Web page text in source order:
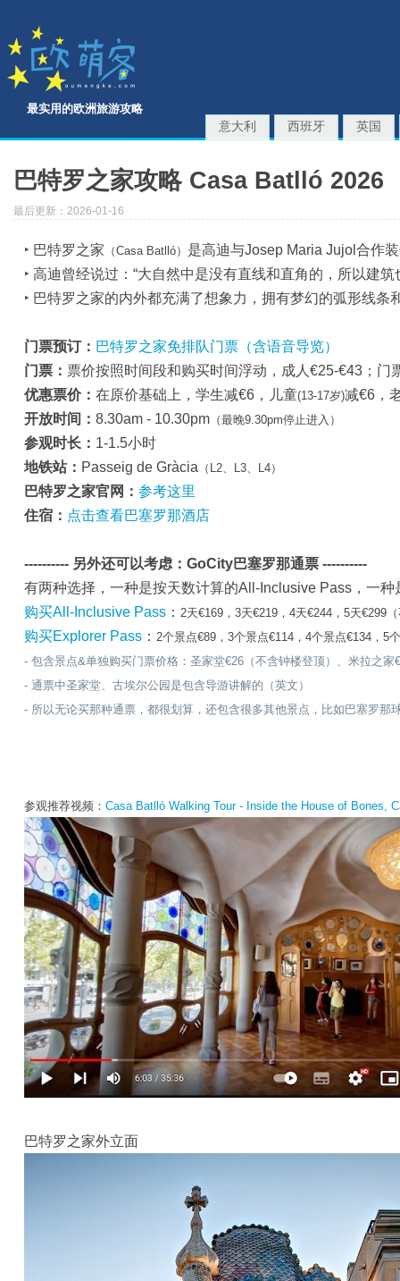
最实用的欧洲旅游攻略
意大利 西班牙 英国
巴特罗之家攻略 Casa Batlló 2026
最后更新：2026-01-16
‣ 巴特罗之家 （Casa Batlló） 是高迪与Josep Maria Jujol合作
‣ 高迪曾经说过：“大自然中是没有直线和直角的，所以建筑
‣ 巴特罗之家的内外都充满了想象力，拥有梦幻的弧形线条
门票预订： 巴特罗之家免排队门票（含语音导览）
门票： 票价按照时间段和购买时间浮动，成人€25-€43；门
优惠票价： 在原价基础上，学生减€6，儿童(13-17岁)减€6，
开放时间： 8.30am - 10.30pm （最晚9.30pm停止进入）
参观时长： 1-1.5小时
地铁站： Passeig de Gràcia （L2、L3、L4）
巴特罗之家官网： 参考这里
住宿： 点击查看巴塞罗那酒店
---------- 另外还可以考虑：GoCity巴塞罗那通票 ----------
有两种选择，一种是按天数计算的All-Inclusive Pass，一
购买All-Inclusive Pass ： 2天€169，3天€219，4天€244，5天€299
购买Explorer Pass ： 2个景点€89，3个景点€114，4个景点€134，5
- 包含景点&单独购买门票价格：圣家堂€26（不含钟楼登顶）、米拉之
- 通票中圣家堂、古埃尔公园是包含导游讲解的（英文）
- 所以无论买那种通票，都很划算，还包含很多其他景点，比如巴塞罗
参观推荐视频： Casa Batlló Walking Tour - Inside the House of Bones,
巴特罗之家外立面